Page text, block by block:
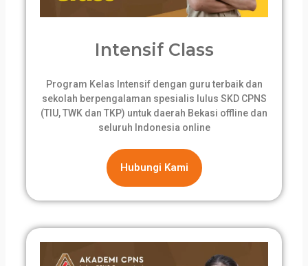
Intensif Class
Program Kelas Intensif dengan guru terbaik dan
sekolah berpengalaman spesialis lulus SKD CPNS
(TIU, TWK dan TKP) untuk daerah Bekasi offline dan
seluruh Indonesia online
Hubungi Kami